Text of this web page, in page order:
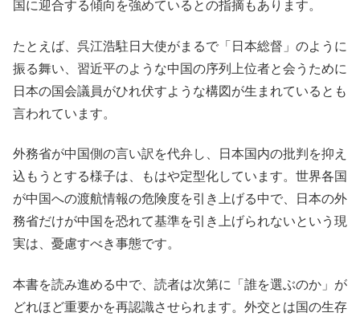
国に迎合する傾向を強めているとの指摘もあります。
たとえば、呉江浩駐日大使がまるで「日本総督」のように
振る舞い、習近平のような中国の序列上位者と会うために
日本の国会議員がひれ伏すような構図が生まれているとも
言われています。
外務省が中国側の言い訳を代弁し、日本国内の批判を抑え
込もうとする様子は、もはや定型化しています。世界各国
が中国への渡航情報の危険度を引き上げる中で、日本の外
務省だけが中国を恐れて基準を引き上げられないという現
実は、憂慮すべき事態です。
本書を読み進める中で、読者は次第に「誰を選ぶのか」が
どれほど重要かを再認識させられます。外交とは国の生存